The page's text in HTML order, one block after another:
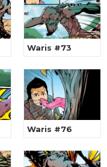
Waris #73
Waris #76